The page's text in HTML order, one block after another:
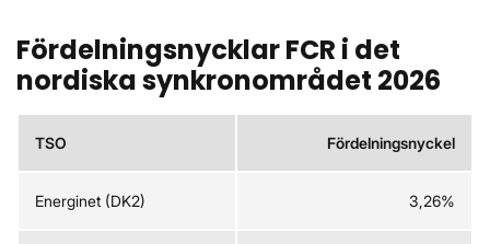
Fördelningsnycklar FCR i det
nordiska synkronområdet 2026
TSO Fördelningsnyckel
Energinet (DK2) 3,26%